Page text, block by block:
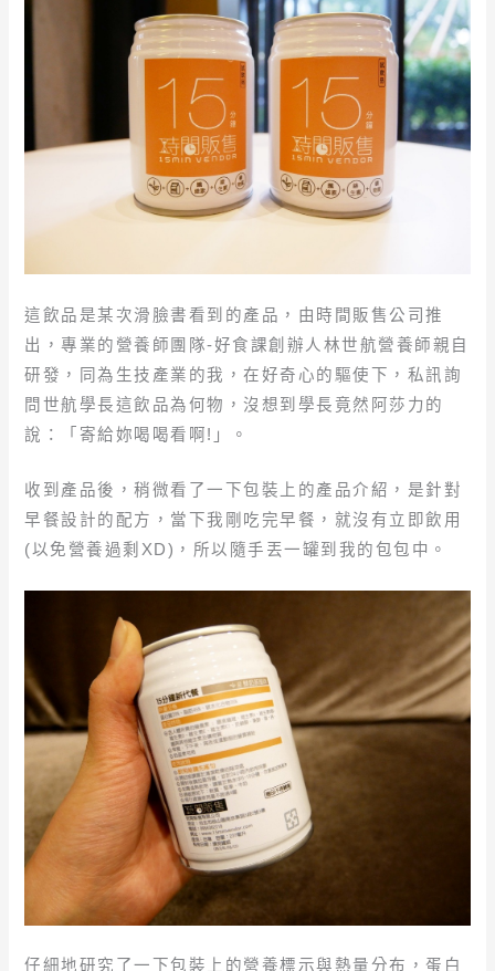
這飲品是某次滑臉書看到的產品，由時間販售公司推
出，專業的營養師團隊-好食課創辦人林世航營養師親自
研發，同為生技產業的我，在好奇心的驅使下，私訊詢
問世航學長這飲品為何物，沒想到學長竟然阿莎力的
說：「寄給妳喝喝看啊!」。
收到產品後，稍微看了一下包裝上的產品介紹，是針對
早餐設計的配方，當下我剛吃完早餐，就沒有立即飲用
(以免營養過剩XD)，所以隨手丟一罐到我的包包中。
仔細地研究了一下包裝上的營養標示與熱量分布，蛋白